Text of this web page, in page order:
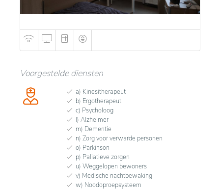
Voorgestelde diensten
a) Kinesitherapeut
b) Ergotherapeut
c) Psycholoog
l) Alzheimer
m) Dementie
n) Zorg voor verwarde personen
o) Parkinson
p) Paliatieve zorgen
u) Weggelopen bewoners
v) Medische nachtbewaking
w) Noodoproepsysteem